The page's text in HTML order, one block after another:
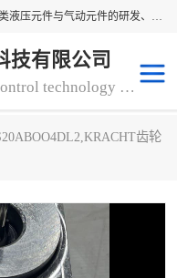
无锡乾锐锋液压科技有限公司，系专业从事各类液压元件与气动元件的研发、生产和销售业务为一体的生产型齿轮泵厂家、液压齿轮泵厂家。主要生产销售风冷式冷却器、液压油风冷却器，冷却器厂家直销、齿轮泵型号、齿轮泵厂家排名详情可来电咨询！
技有限公司
QIANRUIFENG fluid control technology co. LTD
齿轮
滤器
动元器件